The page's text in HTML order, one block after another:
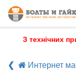
З технічних
Интернет